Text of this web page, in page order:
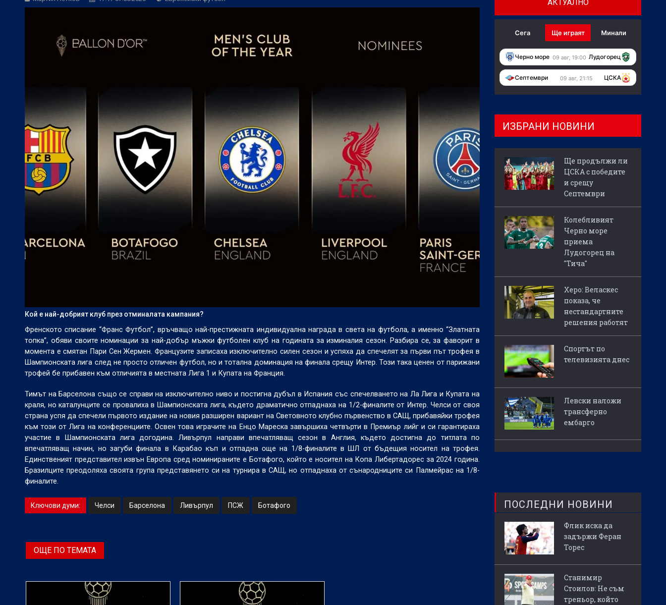
Betvam на световно ниво:Колебливият Черно море приема Лудогорец на "Тича"
Кой е най-добрият клуб през отминалата кампания?
Френското списание “Франс Футбол”, връчващо най-престижната индивидуална награда в света на футбола, а именно “Златната
топка”, обяви своите номинации за най-добър мъжки футболен клуб на годината за изминалия сезон. Разбира се, за фаворит в
момента е смятан Пари Сен Жермен. Французите записаха изключително силен сезон и успяха да спечелят за първи път трофея в
Шампионската лига след не просто отличен футбол, но и тотална доминация на финала срещу Интер. Този така ценен от парижани
трофей бе прибавен към отличията в местната Лига 1 и Купата на Франция.
Тимът на Барселона също се справи на изключително ниво и постигна дубъл в Испания със спечелването на Ла Лига и Купата на
краля, но каталунците се провалиха в Шампионската лига, където драматично отпаднаха на 1/2-финалите от Интер. Челси от своя
страна успя да спечели първото издание на новия разширен вариант на Световното клубно първенство в САЩ, прибавяйки трофея
към този от Лига на конференциите. Освен това играчите на Енцо Мареска завършиха четвърти в Премиър лийг и си гарантираха
участие в Шампионската лига догодина. Ливърпул направи впечатляващ сезон в Англия, където достигна до титлата по
впечатляващ начин, но загуби финала в Карабао къп и отпадна още на 1/8-финалите в ШЛ от бъдещия носител на трофея.
Единственият представител извън Европа сред номинираните е Ботафого, който е носител на Копа Либертадорес за 2024 година.
Бразилците преодоляха своята група представянето си на турнира в САЩ, но отпаднаха от сънародниците си Палмейрас на 1/8-
финалите.
Ключови думи: Челси Барселона Ливърпул ПСЖ Ботафого
ОЩЕ ПО ТЕМАТА
АКТУАЛНО
Сега Ще играят Минали
Черно море 09 авг, 19:00 Лудогорец
Септември 09 авг, 21:15 ЦСКА
ИЗБРАНИ НОВИНИ
Ще продължи ли
ЦСКА с победите
и срещу
Септември
Колебливият
Черно море
приема
Лудогорец на
"Тича"
Херо: Веласкес
показа, че
нестандартните
решения работят
Спортът по
телевизията днес
Левски наложи
трансферно
ембарго
ПОСЛЕДНИ НОВИНИ
Флик иска да
задържи Феран
Торес
Станимир
Стоилов: Не съм
треньор, който